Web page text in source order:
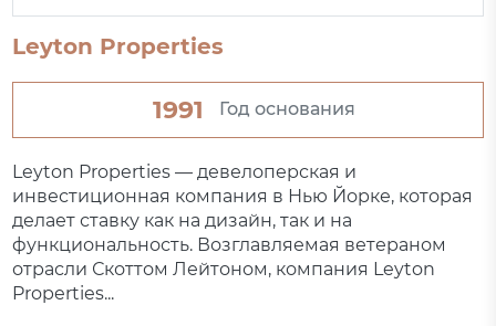
Leyton Properties
1991 Год основания
Leyton Properties — девелоперская и
инвестиционная компания в Нью Йорке, которая
делает ставку как на дизайн, так и на
функциональность. Возглавляемая ветераном
отрасли Скоттом Лейтоном, компания Leyton
Properties...